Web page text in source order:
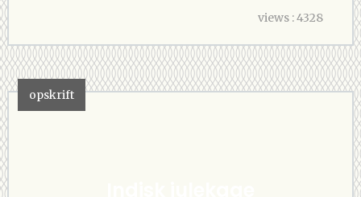
views : 4328
opskrift